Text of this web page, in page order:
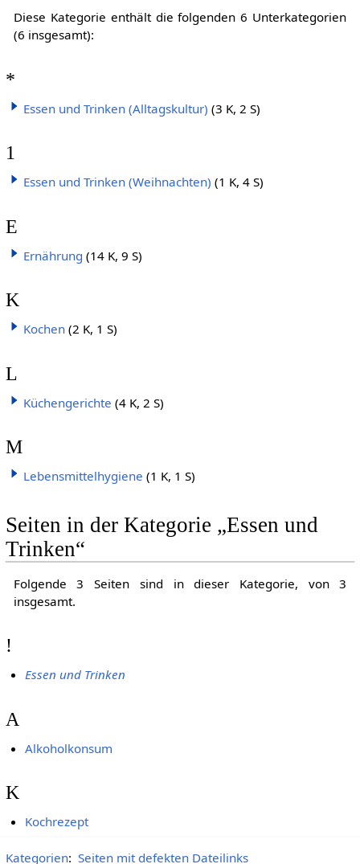
Diese Kategorie enthält die folgenden 6 Unterkategorien
(6 insgesamt):
*
Essen und Trinken (Alltagskultur) (3 K, 2 S)
1
Essen und Trinken (Weihnachten) (1 K, 4 S)
E
Ernährung (14 K, 9 S)
K
Kochen (2 K, 1 S)
L
Küchengerichte (4 K, 2 S)
M
Lebensmittelhygiene (1 K, 1 S)
Seiten in der Kategorie „Essen und
Trinken“
Folgende 3 Seiten sind in dieser Kategorie, von 3
insgesamt.
!
Essen und Trinken
A
Alkoholkonsum
K
Kochrezept
Kategorien: Seiten mit defekten Dateilinks